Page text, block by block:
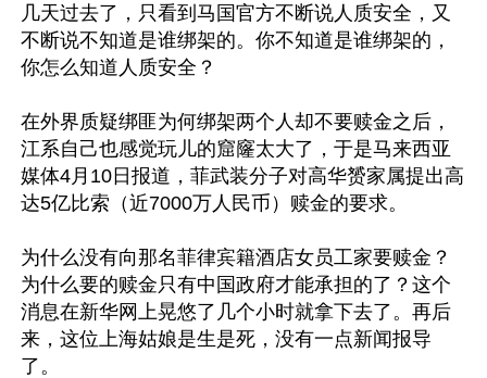
几天过去了，只看到马国官方不断说人质安全，又
不断说不知道是谁绑架的。你不知道是谁绑架的，
你怎么知道人质安全？
在外界质疑绑匪为何绑架两个人却不要赎金之后，
江系自己也感觉玩儿的窟窿太大了，于是马来西亚
媒体4月10日报道，菲武装分子对高华赟家属提出高
达5亿比索（近7000万人民币）赎金的要求。
为什么没有向那名菲律宾籍酒店女员工家要赎金？
为什么要的赎金只有中国政府才能承担的了？这个
消息在新华网上晃悠了几个小时就拿下去了。再后
来，这位上海姑娘是生是死，没有一点新闻报导
了。